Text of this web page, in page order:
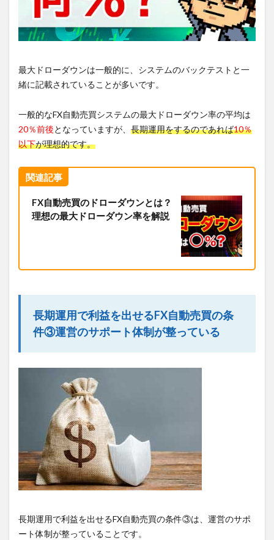
最大ドローダウンは一般的に、システムのバックテストと一
緒に記載されていることが多いです。
一般的なFX自動売買システムの最大ドローダウン率の平均は
20％前後となっていますが、 長期運用をするのであれば10％
以下が理想的です。
関連記事
FX自動売買のドローダウンとは？
理想の最大ドローダウン率を解説
長期運用で利益を出せるFX自動売買の条
件③運営のサポート体制が整っている
長期運用で利益を出せるFX自動売買の条件③は、運営のサポ
ート体制が整っていることです。